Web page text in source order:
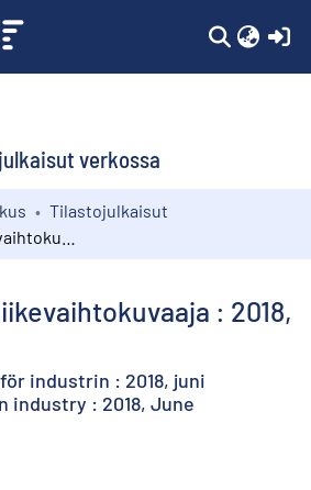
verkossa
Tilastojulkaisut
: 2018,
industrin : 2018, juni
industry : 2018, June